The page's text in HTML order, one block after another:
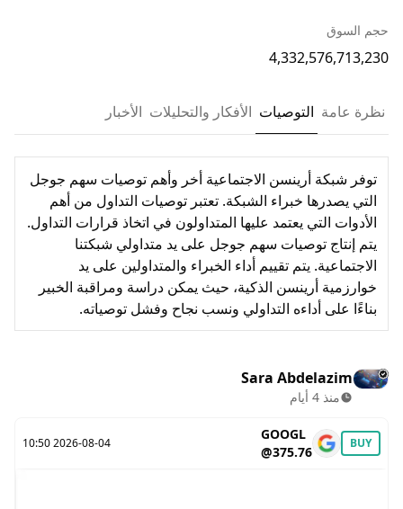
حجم السوق
4,332,576,713,230
نظرة عامة التوصيات الأفكار والتحليلات الأخبار
توفر شبكة أرينسن الاجتماعية أخر وأهم توصيات سهم جوجل
التي يصدرها خبراء الشبكة. تعتبر توصيات التداول من أهم
الأدوات التي يعتمد عليها المتداولون في اتخاذ قرارات التداول.
يتم إنتاج توصيات سهم جوجل على يد متداولي شبكتنا
الاجتماعية. يتم تقييم أداء الخبراء والمتداولين على يد
خوارزمية أرينسن الذكية، حيث يمكن دراسة ومراقبة الخبير
بناءًا على أداءه التداولي ونسب نجاح وفشل توصياته.
Sara Abdelazim
منذ 4 أيام
BUY
GOOGL
@375.76
2026-08-04 10:50